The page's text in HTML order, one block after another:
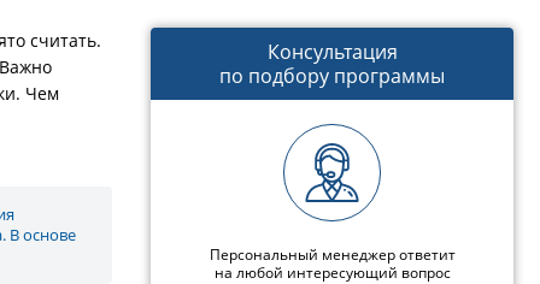
считать.
Чем
В основе
Консультация
по подбору программы
Персональный менеджер ответит
на любой интересующий вопрос